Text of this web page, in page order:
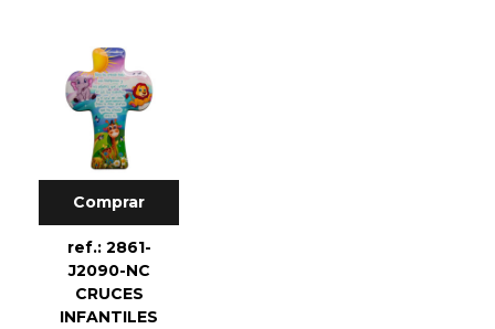
Comprar
ref.: 2861-
J2090-NC
CRUCES
INFANTILES